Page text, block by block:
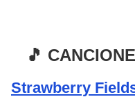
🎵
Strawberry